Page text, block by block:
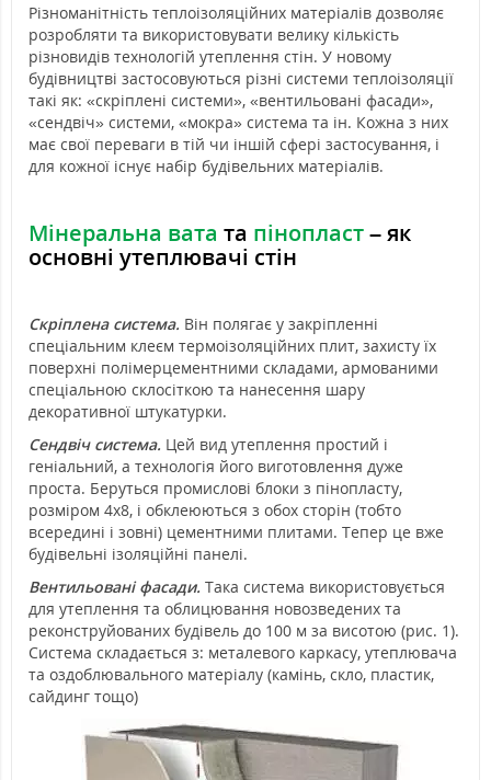
Різноманітність теплоізоляційних матеріалів дозволяє
розробляти та використовувати велику кількість
різновидів технологій утеплення стін. У новому
будівництві застосовуються різні системи теплоізоляції
такі як: «скріплені системи», «вентильовані фасади»,
«сендвіч» системи, «мокра» система та ін. Кожна з них
має свої переваги в тій чи іншій сфері застосування, і
для кожної існує набір будівельних матеріалів.
Мінеральна вата та пінопласт– як
основні утеплювачі стін
Скріплена система. Він полягає у закріпленні
спеціальним клеєм термоізоляційних плит, захисту їх
поверхні полімерцементними складами, армованими
спеціальною склосіткою та нанесення шару
декоративної штукатурки.
Сендвіч система. Цей вид утеплення простий і
геніальний, а технологія його виготовлення дуже
проста. Беруться промислові блоки з пінопласту,
розміром 4х8, і обклеюються з обох сторін (тобто
всередині і зовні) цементними плитами. Тепер це вже
будівельні ізоляційні панелі.
Вентильовані фасади. Така система використовується
для утеплення та облицювання новозведених та
реконструйованих будівель до 100 м за висотою (рис. 1).
Система складається з: металевого каркасу, утеплювача
та оздоблювального матеріалу (камінь, скло, пластик,
сайдинг тощо)